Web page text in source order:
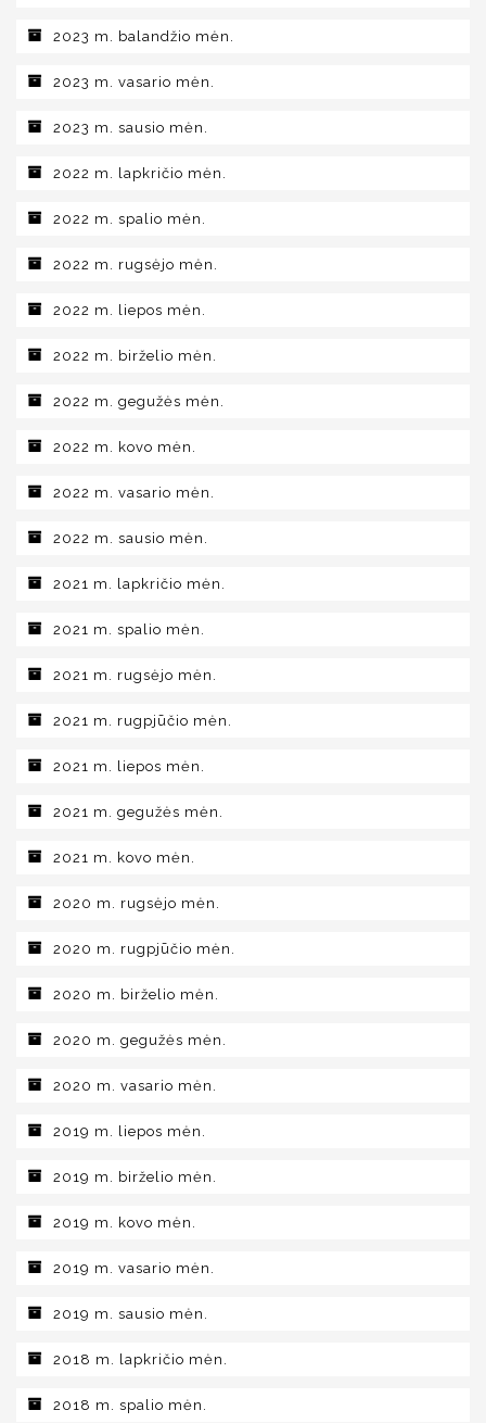
2023 m. balandžio mėn.
2023 m. vasario mėn.
2023 m. sausio mėn.
2022 m. lapkričio mėn.
2022 m. spalio mėn.
2022 m. rugsėjo mėn.
2022 m. liepos mėn.
2022 m. birželio mėn.
2022 m. gegužės mėn.
2022 m. kovo mėn.
2022 m. vasario mėn.
2022 m. sausio mėn.
2021 m. lapkričio mėn.
2021 m. spalio mėn.
2021 m. rugsėjo mėn.
2021 m. rugpjūčio mėn.
2021 m. liepos mėn.
2021 m. gegužės mėn.
2021 m. kovo mėn.
2020 m. rugsėjo mėn.
2020 m. rugpjūčio mėn.
2020 m. birželio mėn.
2020 m. gegužės mėn.
2020 m. vasario mėn.
2019 m. liepos mėn.
2019 m. birželio mėn.
2019 m. kovo mėn.
2019 m. vasario mėn.
2019 m. sausio mėn.
2018 m. lapkričio mėn.
2018 m. spalio mėn.